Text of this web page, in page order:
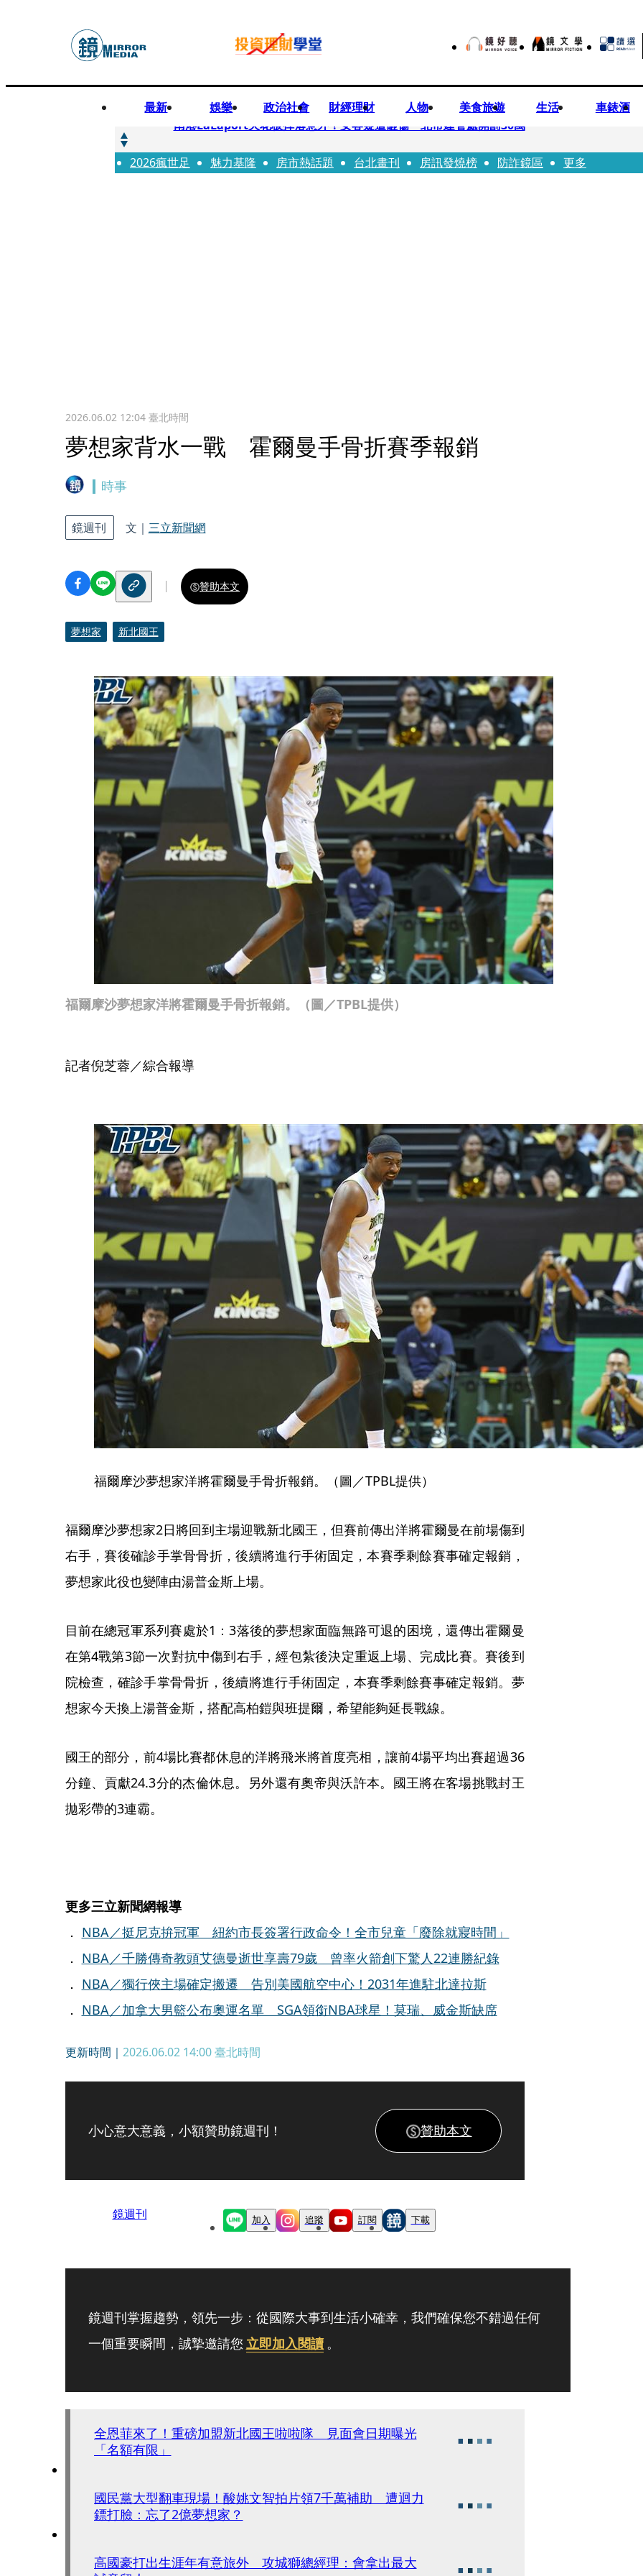
最新 娛樂 政治社會 財經理財 人物 美食旅遊 生活 車錶酒
快訊
南港LaLaport天花板掉落意外！女客疑遭砸傷 北市建管處開罰30萬
快訊
川普又出招！多晶矽產品課15%關稅12月生效 經濟部回應了
2026瘋世足 魅力基隆 房市熱話題 台北畫刊 房訊發燒榜 防詐鏡區 更多
2026.06.02 12:04臺北時間
夢想家背水一戰 霍爾曼手骨折賽季報銷
時事
福爾摩沙夢想家洋將霍爾曼手骨折報銷。（圖／TPBL提供）
鏡週刊 文｜ 三立新聞網
贊助本文
夢想家 新北國王
記者倪芝蓉／綜合報導
福爾摩沙夢想家洋將霍爾曼手骨折報銷。（圖／TPBL提供）
福爾摩沙夢想家2日將回到主場迎戰新北國王，但賽前傳出洋將霍爾曼在前場傷到
右手，賽後確診手掌骨骨折，後續將進行手術固定，本賽季剩餘賽事確定報銷，
夢想家此役也變陣由湯普金斯上場。
目前在總冠軍系列賽處於1：3落後的夢想家面臨無路可退的困境，還傳出霍爾曼
在第4戰第3節一次對抗中傷到右手，經包紮後決定重返上場、完成比賽。賽後到
院檢查，確診手掌骨骨折，後續將進行手術固定，本賽季剩餘賽事確定報銷。夢
想家今天換上湯普金斯，搭配高柏鎧與班提爾，希望能夠延長戰線。
國王的部分，前4場比賽都休息的洋將飛米將首度亮相，讓前4場平均出賽超過36
分鐘、貢獻24.3分的杰倫休息。另外還有奧帝與沃許本。國王將在客場挑戰封王
拋彩帶的3連霸。
更多三立新聞網報導
． NBA／挺尼克拚冠軍 紐約市長簽署行政命令！全市兒童「廢除就寢時間」
． NBA／千勝傳奇教頭艾德曼逝世享壽79歲 曾率火箭創下驚人22連勝紀錄
． NBA／獨行俠主場確定搬遷 告別美國航空中心！2031年進駐北達拉斯
． NBA／加拿大男籃公布奧運名單 SGA領銜NBA球星！莫瑞、威金斯缺席
更新時間｜ 2026.06.02 14:00臺北時間
小心意大意義，小額贊助鏡週刊！ 贊助本文
鏡週刊 加入 追蹤 訂閱 下載
鏡週刊掌握趨勢，領先一步：從國際大事到生活小確幸，我們確保您不錯過任何
一個重要瞬間，誠摯邀請您 立即加入閱讀 。
全恩菲來了！重磅加盟新北國王啦啦隊 見面會日期曝光
「名額有限」
國民黨大型翻車現場！酸姚文智拍片領7千萬補助 遭迴力
鏢打臉：忘了2億夢想家？
高國豪打出生涯年有意旅外 攻城獅總經理：會拿出最大